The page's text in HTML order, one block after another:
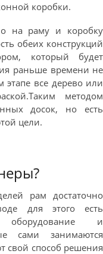
коробки.
на раму и коробку
обеих конструкций
который будет
раньше времени не
все дерево или
методом
досок, но есть
цели.
рам достаточно
для этого есть
оборудование и
сами занимаются
свой способ решения